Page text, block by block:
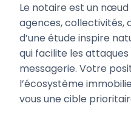
Le notaire est un
agences, collectivités,
d’une étude inspire
qui facilite les
messagerie. Votre
l’écosystème
vous une cible